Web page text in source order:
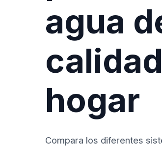
agua
hogar
Compara los diferentes